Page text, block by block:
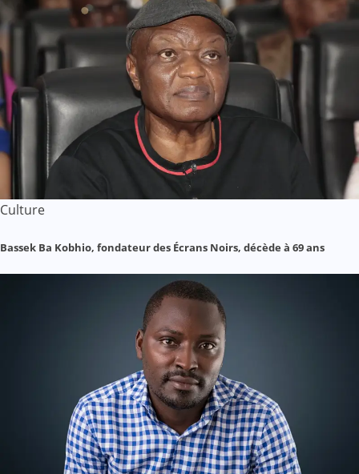
Culture
Bassek Ba Kobhio, fondateur des Écrans Noirs, décède à 69 ans